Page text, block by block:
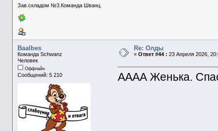
Зав.складом №3.Команда Шванц.
Baalbes
Команда Schwanz
Человек
Оффлайн
Сообщений: 5 210
Re: Олды
« Ответ #44 : 23 Апреля 2026,
АААА Женька.